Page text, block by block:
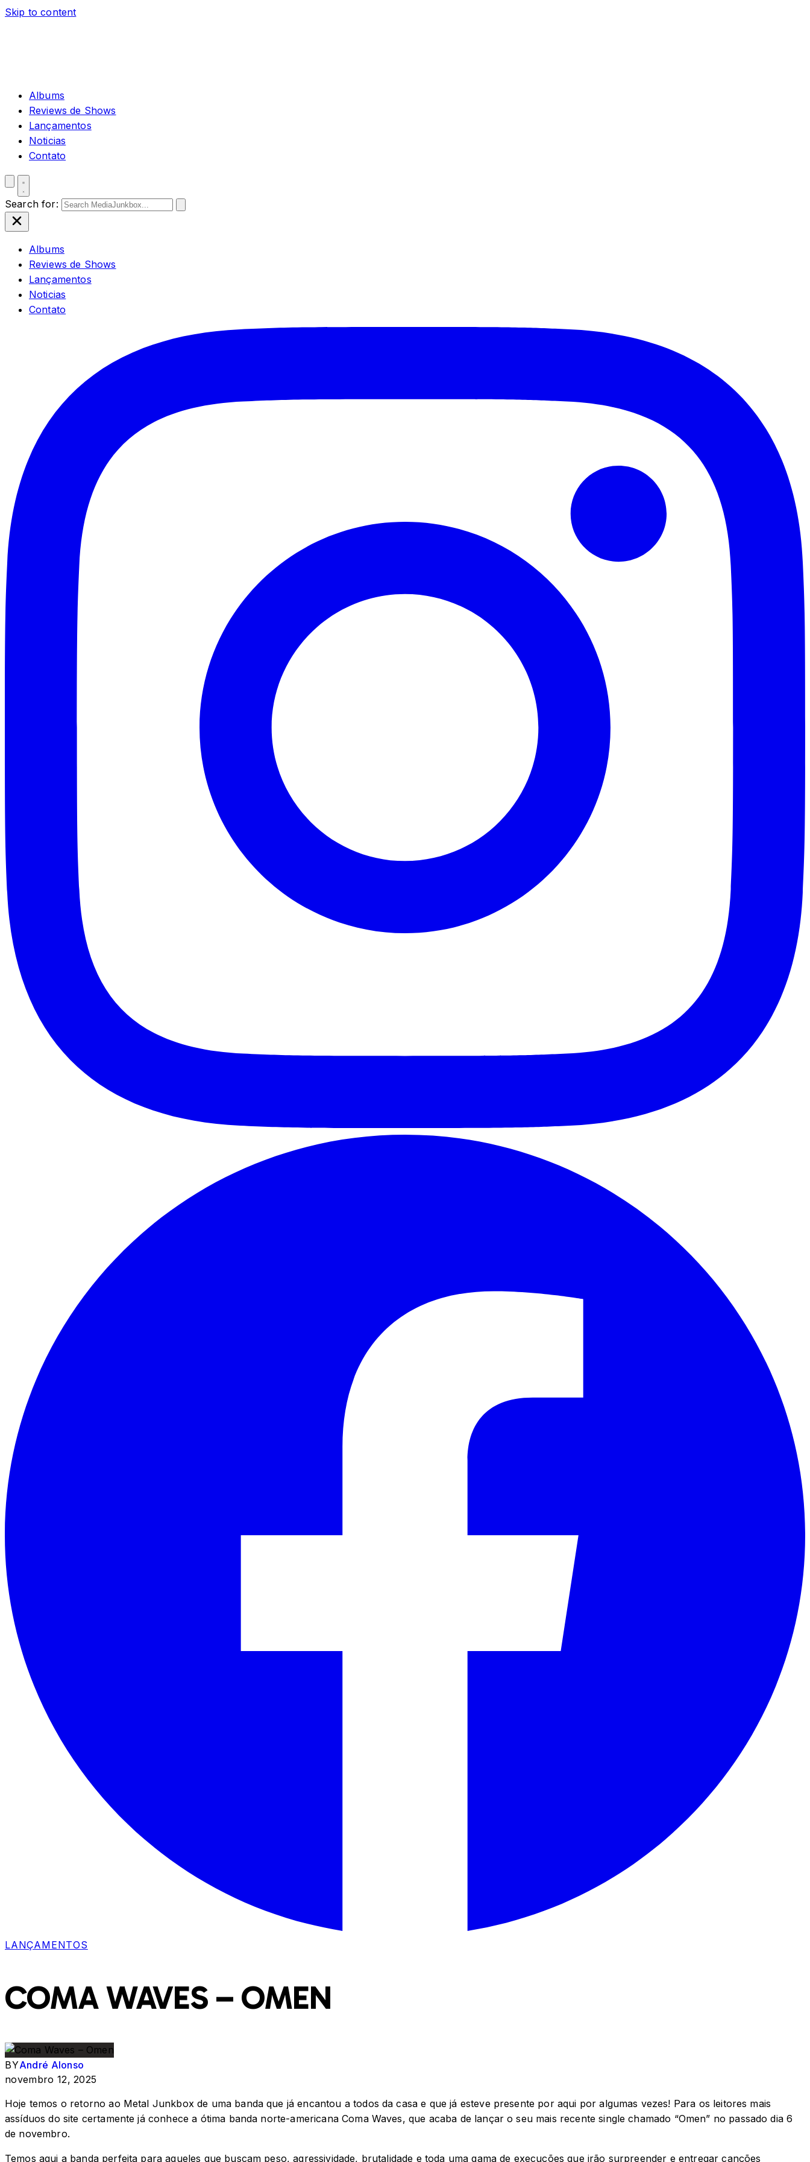
Skip to content
Albums
Reviews de Shows
Lançamentos
Noticias
Contato
Search for:
Albums
Reviews de Shows
Lançamentos
Noticias
Contato
LANÇAMENTOS
COMA WAVES – OMEN
BYAndré Alonso
novembro 12, 2025
Hoje temos o retorno ao Metal Junkbox de uma banda que já encantou a todos da casa e que já esteve presente por aqui por algumas vezes! Para os leitores mais
assíduos do site certamente já conhece a ótima banda norte-americana Coma Waves, que acaba de lançar o seu mais recente single chamado “Omen” no passado dia 6
de novembro.
Temos aqui a banda perfeita para aqueles que buscam peso, agressividade, brutalidade e toda uma gama de execuções que irão surpreender e entregar canções